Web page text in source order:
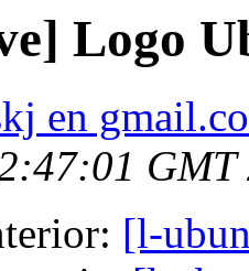
Logo
en
GMT
[l-